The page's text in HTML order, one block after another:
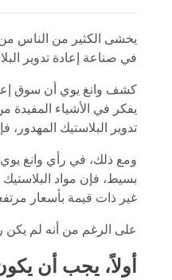
يخشى الكثير من الناس من
في صناعة إعادة تدوير
كشف وانغ يوي أن سوق
يفكر في الأشياء المفيدة
تدوير البلاستيك
ومع ذلك، في رأي وانغ
بسيط، فإن مواد
غير ذات قيمة بأسعار
على الرغم من أنه لم
أولاً، يجب أن